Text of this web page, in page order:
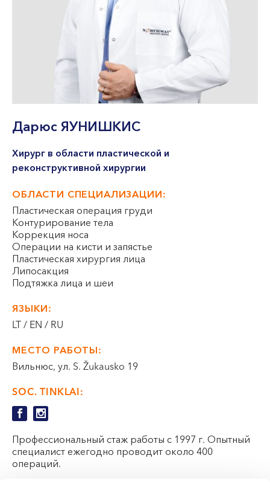
Часы работы:
Часы работы:
I-V 08:00 - 20:00
VI 09:00 - 15:00
Кретинга
ул. J. Basanavičiaus 80
Часы работы:
I-V 08:00 - 20:00
Дарюс ЯУНИШКИС
Хирург в области пластической и
реконструктивной хирургии
ОБЛАСТИ СПЕЦИАЛИЗАЦИИ:
Пластическая операция груди
Контурирование тела
Коррекция носа
Операции на кисти и запястье
Пластическая хирургия лица
Липосакция
Подтяжка лица и шеи
ЯЗЫКИ:
LT / EN / RU
МЕСТО РАБОТЫ:
Вильнюс, ул. S. Žukausko 19
SOC. TINKLAI:
Профессиональный стаж работы с 1997 г. Опытный
специалист ежегодно проводит около 400
операций.